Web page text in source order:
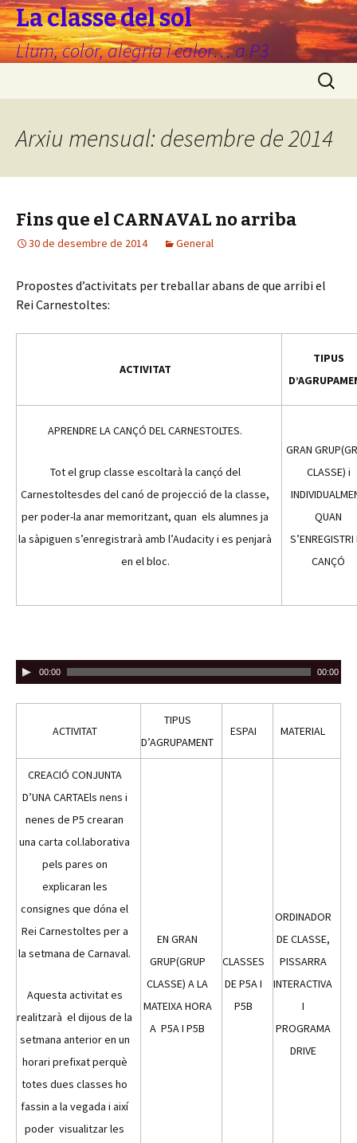
La classe del sol
Llum, color, alegria i calor… a P3
Cerca:
Arxiu mensual: desembre de 2014
Fins que el CARNAVAL no arriba
30 de desembre de 2014 General
Propostes d’activitats per treballar abans de que arribi el
Rei Carnestoltes:
ACTIVITAT
TIPUS
APRENDRE LA CANÇÓ DEL CARNESTOLTES.
Tot el grup classe escoltarà la cançó del
Carnestoltesdes del canó de projecció de la classe,
per poder-la anar memoritzant, quan els alumnes ja
la sàpiguen s’enregistrarà amb l’Audacity i es penjarà
en el bloc.
GRAN
CLASSE) i
QUAN
S’ENREGISTRI
CANÇÓ
R
e
p
o
u
d
00:00 00:00
ACTIVITAT
TIPUS
D’AGRUPAMENT
ESPAI MATERIAL
CREACIÓ CONJUNTA
D’UNA CARTAEls nens i
nenes de P5 crearan
una carta col.laborativa
pels pares on
explicaran les
consignes que dóna el
Rei Carnestoltes per a
la setmana de Carnaval.
Aquesta activitat es
realitzarà el dijous de la
setmana anterior en un
horari prefixat perquè
totes dues classes ho
fassin a la vegada i així
poder visualitzar les
EN GRAN
GRUP(GRUP
CLASSE) A LA
MATEIXA HORA
A P5A I P5B
CLASSES
DE P5A I
P5B
ORDINADOR
DE CLASSE,
PISSARRA
INTERACTIVA
I
PROGRAMA
DRIVE